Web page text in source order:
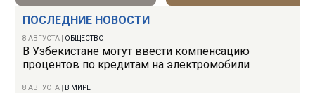
ПОСЛЕДНИЕ НОВОСТИ
8 АВГУСТА ОБЩЕСТВО
В Узбекистане могут ввести компенсацию
процентов по кредитам на электромобили
8 АВГУСТА В МИРЕ